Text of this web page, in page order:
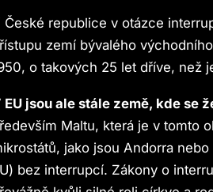
České republice v otázce
zemí bývalého
o takových 25 let dříve, než
EU jsou ale stále země, kde se
Maltu, která je v tomto
jako jsou Andorra
bez interrupcí. Zákony o